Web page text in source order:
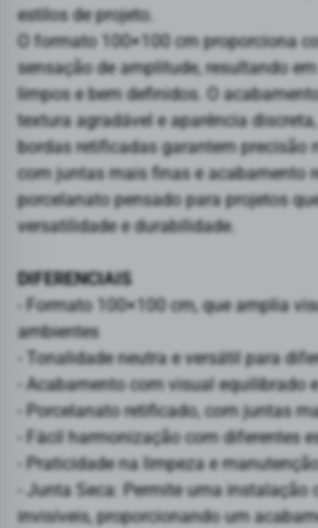
estilos de projeto.
O formato 100×100 cm proporciona
sensação de amplitude, resultando
limpos e bem definidos. O
textura agradável e aparência
bordas retificadas garantem precisão
com juntas mais finas e acabamento
porcelanato pensado para projetos
versatilidade e durabilidade.
DIFERENCIAIS
- Formato 100×100 cm, que amplia
ambientes
- Tonalidade neutra e versátil para
- Acabamento com visual equilibrado
- Porcelanato retificado, com juntas
- Fácil harmonização com diferentes
- Praticidade na limpeza e
- Junta Seca: Permite uma
invisíveis, proporcionando um